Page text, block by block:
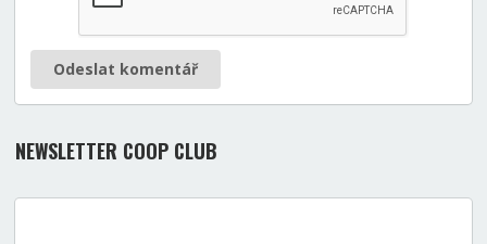
Odeslat komentář
NEWSLETTER COOP CLUB